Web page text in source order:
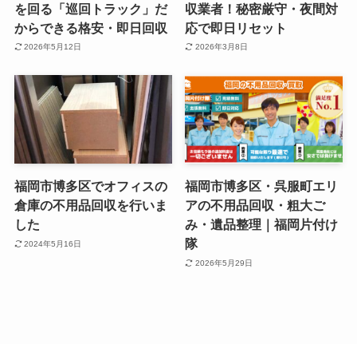
を回る「巡回トラック」だ
からできる格安・即日回収
2026年5月12日
収業者！秘密厳守・夜間対
応で即日リセット
2026年3月8日
福岡市博多区でオフィスの
倉庫の不用品回収を行いま
した
2024年5月16日
福岡市博多区・呉服町エリ
アの不用品回収・粗大ご
み・遺品整理｜福岡片付け
隊
2026年5月29日